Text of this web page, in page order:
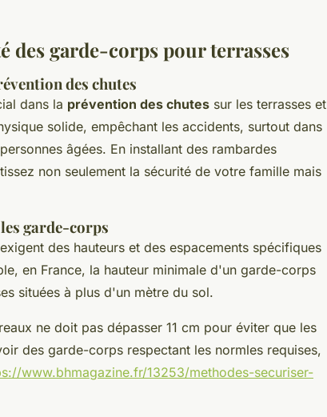
des garde-corps pour terrasses
des chutes
dans la prévention des chutes sur les terrasses et
solide, empêchant les accidents, surtout dans
âgées. En installant des rambardes
non seulement la sécurité de votre famille mais
garde-corps
exigent des hauteurs et des espacements spécifiques
en France, la hauteur minimale d'un garde-corps
situées à plus d'un mètre du sol.
ne doit pas dépasser 11 cm pour éviter que les
des garde-corps respectant les normles requises,
www.bhmagazine.fr/13253/methodes-securiser-